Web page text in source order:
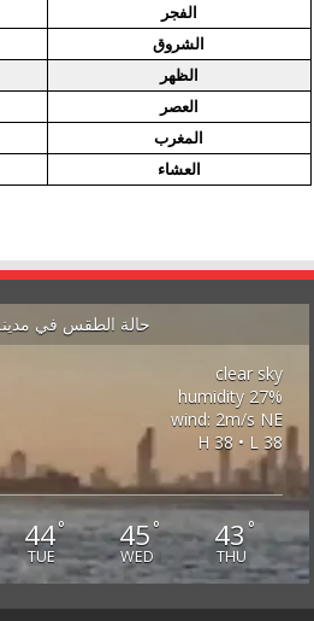
الفجر
الشروق
الظهر
العصر
المغرب
العشاء
حالة الطقس في
clear sky
27% humidity
wind: 2m/s NE
H 38 • L 38
44°
TUE
45°
WED
43°
THU